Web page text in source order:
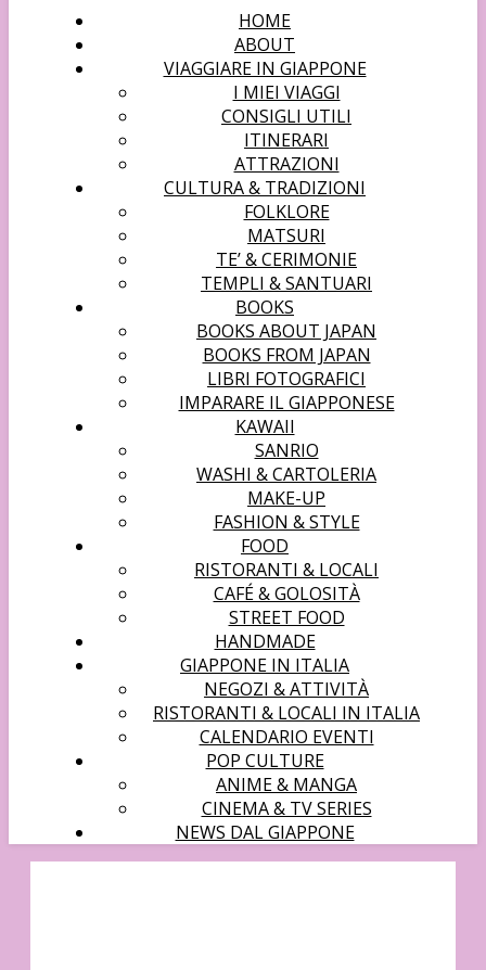
HOME
ABOUT
VIAGGIARE IN GIAPPONE
I MIEI VIAGGI
CONSIGLI UTILI
ITINERARI
ATTRAZIONI
CULTURA & TRADIZIONI
FOLKLORE
MATSURI
TE’ & CERIMONIE
TEMPLI & SANTUARI
BOOKS
BOOKS ABOUT JAPAN
BOOKS FROM JAPAN
LIBRI FOTOGRAFICI
IMPARARE IL GIAPPONESE
KAWAII
SANRIO
WASHI & CARTOLERIA
MAKE-UP
FASHION & STYLE
FOOD
RISTORANTI & LOCALI
CAFÉ & GOLOSITÀ
STREET FOOD
HANDMADE
GIAPPONE IN ITALIA
NEGOZI & ATTIVITÀ
RISTORANTI & LOCALI IN ITALIA
CALENDARIO EVENTI
POP CULTURE
ANIME & MANGA
CINEMA & TV SERIES
NEWS DAL GIAPPONE